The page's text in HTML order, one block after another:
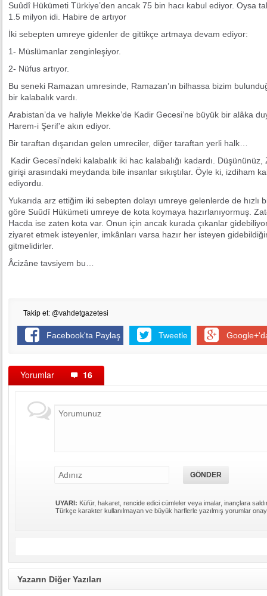
Suûdî Hükümeti Türkiye’den ancak 75 bin hacı kabul ediyor. Oysa
1.5 milyon idi. Habire de artıyor
İki sebepten umreye gidenler de gittikçe artmaya devam ediyor:
1- Müslümanlar zenginleşiyor.
2- Nüfus artıyor.
Bu seneki Ramazan umresinde, Ramazan’ın bilhassa bizim
bir kalabalık vardı.
Arabistan’da ve haliyle Mekke’de Kadir Gecesi’ne büyük bir alâka
Harem-i Şerif’e akın ediyor.
Bir taraftan dışarıdan gelen umreciler, diğer taraftan yerli halk…
Kadir Gecesi’ndeki kalabalık iki hac kalabalığı kadardı.
girişi arasındaki meydanda bile insanlar sıkıştılar. Öyle ki, izdiham
ediyordu.
Yukarıda arz ettiğim iki sebepten dolayı umreye gelenlerde de hızlı
göre Suûdî Hükümeti umreye de kota koymaya hazırlanıyormuş.
Hacda ise zaten kota var. Onun için ancak kurada çıkanlar
ziyaret etmek isteyenler, imkânları varsa hazır her isteyen
gitmelidirler.
Âcizâne tavsiyem bu…
Takip et: @vahdetgazetesi
Facebook'ta Paylaş Tweetle
Yorumlar 16
UYARI: Küfür, hakaret, rencide edici cümleler veya imalar, inançlara
Türkçe karakter kullanılmayan ve büyük harflerle yazılmış yorumlar
Yazarın Diğer Yazıları